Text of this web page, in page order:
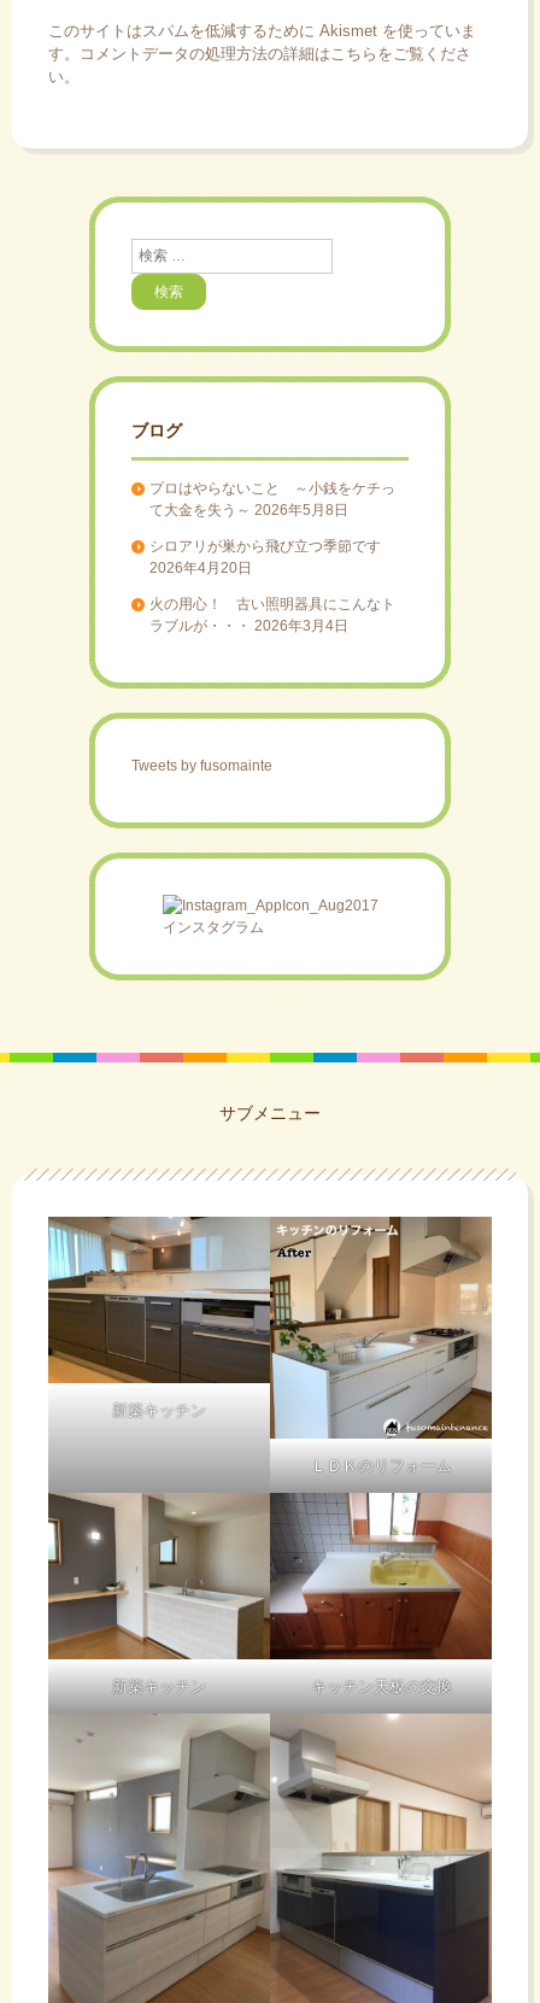
このサイトはスパムを低減するために Akismet を使っていま
す。
コメントデータの処理方法の詳細はこちらをご覧くださ
い。
検
索
ブログ
プロはやらないこと ～小銭をケチっ
て大金を失う～ 2026年5月8日
シロアリが巣から飛び立つ季節です
2026年4月20日
火の用心！ 古い照明器具にこんなト
ラブルが・・・
2026年3月4日
Tweets by fusomainte
インスタグラム
サブメニュー
新築キッチン
ＬＤＫのリフォーム
新築キッチン キッチン天板の交換